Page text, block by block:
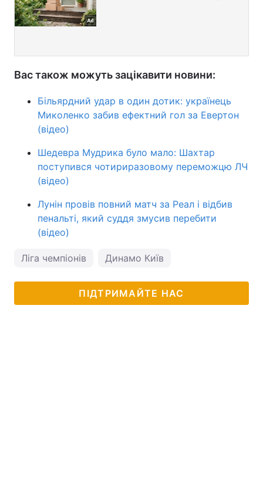
Вас також можуть зацікавити новини:
Більярдний удар в один дотик: українець
Миколенко забив ефектний гол за Евертон
(відео)
Шедевра Мудрика було мало: Шахтар
поступився чотириразовому переможцю ЛЧ
(відео)
Лунін провів повний матч за Реал і відбив
пенальті, який суддя змусив перебити
(відео)
Ліга чемпіонів Динамо Київ
ПІДТРИМАЙТЕ НАС